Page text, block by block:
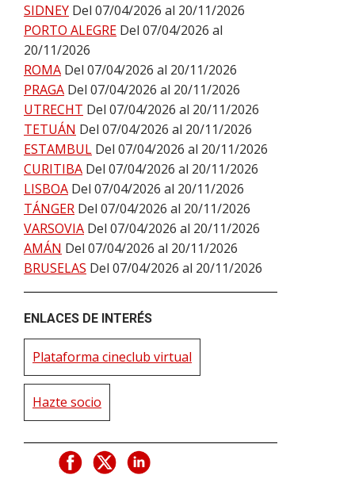
SIDNEY Del 07/04/2026 al 20/11/2026
PORTO ALEGRE Del 07/04/2026 al
20/11/2026
ROMA Del 07/04/2026 al 20/11/2026
PRAGA Del 07/04/2026 al 20/11/2026
UTRECHT Del 07/04/2026 al 20/11/2026
TETUÁN Del 07/04/2026 al 20/11/2026
ESTAMBUL Del 07/04/2026 al 20/11/2026
CURITIBA Del 07/04/2026 al 20/11/2026
LISBOA Del 07/04/2026 al 20/11/2026
TÁNGER Del 07/04/2026 al 20/11/2026
VARSOVIA Del 07/04/2026 al 20/11/2026
AMÁN Del 07/04/2026 al 20/11/2026
BRUSELAS Del 07/04/2026 al 20/11/2026
ENLACES DE INTERÉS
Plataforma cineclub virtual
Hazte socio